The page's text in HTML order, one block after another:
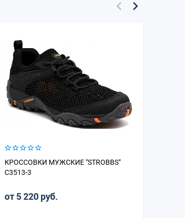
КРОССОВКИ МУЖСКИЕ "STROBBS"
C3513-3
от 5 220 руб.